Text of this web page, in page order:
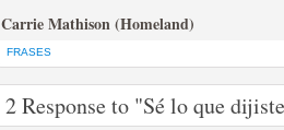
Mi experiencia como
MOLTISANTI
Recomendación de la semana
Carrie Mathison (Homeland)
FRASES
2 Response to "Sé lo que